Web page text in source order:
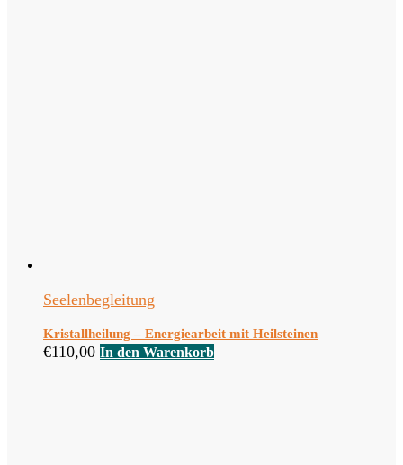
Seelenbegleitung
Kristallheilung – Energiearbeit mit Heilsteinen
€110,00 In den Warenkorb